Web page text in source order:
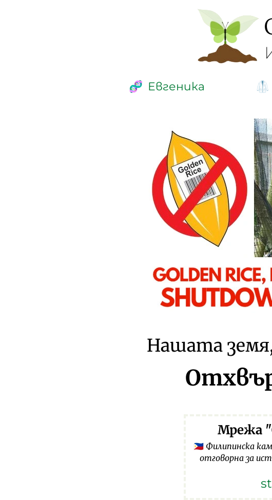
🧬 Евгеника 🥼
Нашата
Мрежа
🇵🇭 Филипинска
отговорна за